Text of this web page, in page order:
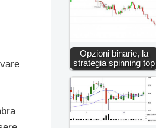
Opzioni binarie, la
strategia spinning top